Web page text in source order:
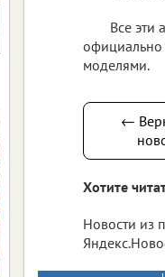
Все эти
официально
моделями.
←
Хотите
Новости из